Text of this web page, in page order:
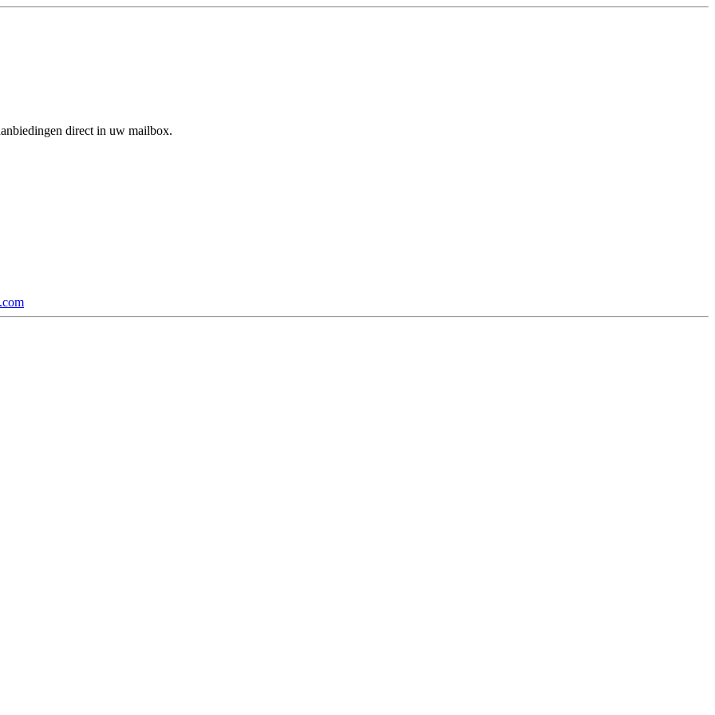
direct in uw mailbox.